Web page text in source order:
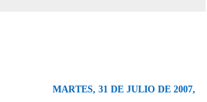
MARTES, 31 DE JULIO DE 2007,